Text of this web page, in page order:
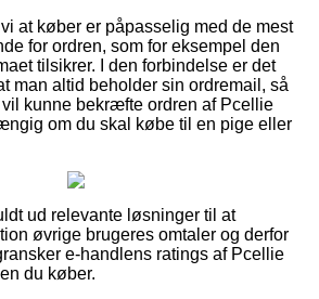
at køber er påpasselig med de mest
for ordren, som for eksempel den
tilsikrer. I den forbindelse er det
man altid beholder sin ordremail, så
kunne bekræfte ordren af Pcellie
om du skal købe til en pige eller
ud relevante løsninger til at
øvrige brugeres omtaler og derfor
e-handlens ratings af Pcellie
du køber.